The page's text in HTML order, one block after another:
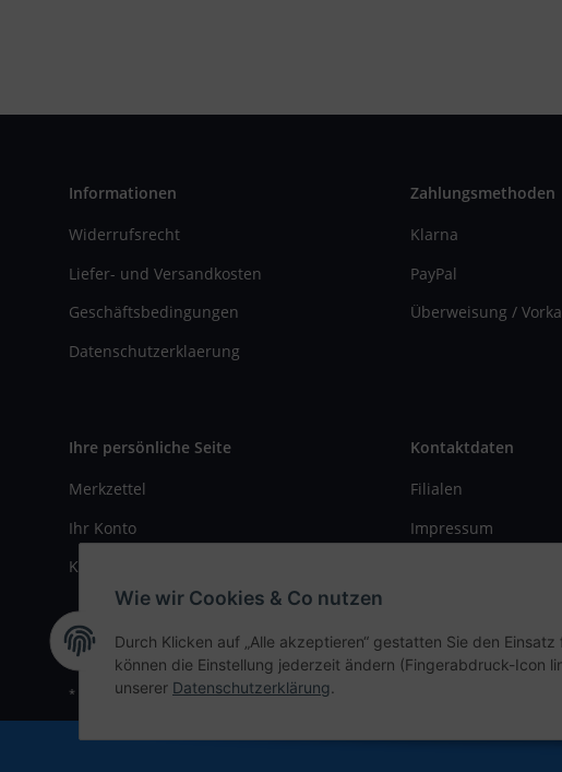
Informationen
Widerrufsrecht
Liefer- und Versandkosten
Geschäftsbedingungen
Datenschutzerklaerung
Zahlungsmethoden
Klarna
PayPal
Überweisung /
Ihre persönliche Seite
Merkzettel
Ihr Konto
Kasse
Kontaktdaten
Filialen
Impressum
* Alle Preise inkl. gesetzlicher USt., zzgl.Versand
Wie wir Cookies & Co nutzen
Durch Klicken auf „Alle akzeptieren“ gestatten Sie den
können die Einstellung jederzeit ändern (Fingerabdruck-Icon
unserer Datenschutzerklärung.